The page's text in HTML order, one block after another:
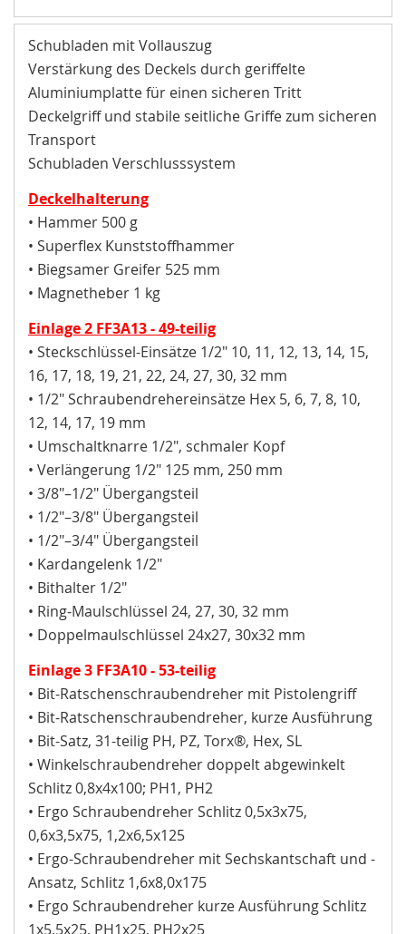
Schubladen mit Vollauszug
Verstärkung des Deckels durch geriffelte
Aluminiumplatte für einen sicheren Tritt
Deckelgriff und stabile seitliche Griffe zum sicheren
Transport
Schubladen Verschlusssystem
Deckelhalterung
• Hammer 500 g
• Superflex Kunststoffhammer
• Biegsamer Greifer 525 mm
• Magnetheber 1 kg
Einlage 2 FF3A13 - 49-teilig
• Steckschlüssel-Einsätze 1/2" 10, 11, 12, 13, 14, 15,
16, 17, 18, 19, 21, 22, 24, 27, 30, 32 mm
• 1/2" Schraubendrehereinsätze Hex 5, 6, 7, 8, 10,
12, 14, 17, 19 mm
• Umschaltknarre 1/2", schmaler Kopf
• Verlängerung 1/2" 125 mm, 250 mm
• 3/8"–1/2" Übergangsteil
• 1/2"–3/8" Übergangsteil
• 1/2"–3/4" Übergangsteil
• Kardangelenk 1/2"
• Bithalter 1/2"
• Ring-Maulschlüssel 24, 27, 30, 32 mm
• Doppelmaulschlüssel 24x27, 30x32 mm
Einlage 3 FF3A10 - 53-teilig
• Bit-Ratschenschraubendreher mit Pistolengriff
• Bit-Ratschenschraubendreher, kurze Ausführung
• Bit-Satz, 31-teilig PH, PZ, Torx®, Hex, SL
• Winkelschraubendreher doppelt abgewinkelt
Schlitz 0,8x4x100; PH1, PH2
• Ergo Schraubendreher Schlitz 0,5x3x75,
0,6x3,5x75, 1,2x6,5x125
• Ergo-Schraubendreher mit Sechskantschaft und -
Ansatz, Schlitz 1,6x8,0x175
• Ergo Schraubendreher kurze Ausführung Schlitz
1x5,5x25, PH1x25, PH2x25